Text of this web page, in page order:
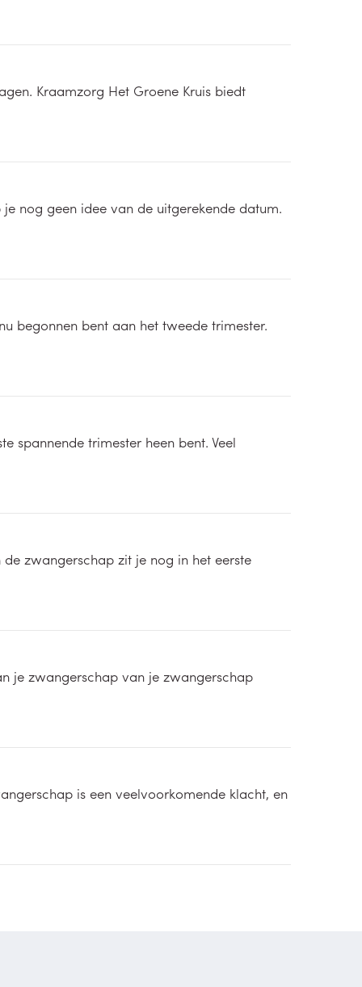
Kraamzorg Het Groene Kruis biedt
nog geen idee van de uitgerekende datum.
begonnen bent aan het tweede trimester.
spannende trimester heen bent. Veel
zwangerschap zit je nog in het eerste
je zwangerschap van je zwangerschap
is een veelvoorkomende klacht, en